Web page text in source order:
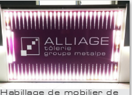
Habillage de mobilier de
Habillage de mobilier de
bureau
Bureaux
Panneau d'habillage de mobilier de
bureau